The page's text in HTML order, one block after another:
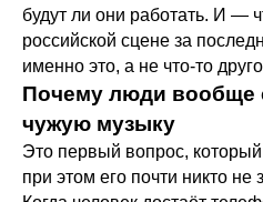
будут ли они работать. И —
российской сцене за
именно это, а не что-то
Почему люди вообще
чужую музыку
Это первый вопрос,
при этом его почти никто не